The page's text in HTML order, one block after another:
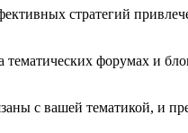
стратегий
форумах и
с вашей тематикой, и